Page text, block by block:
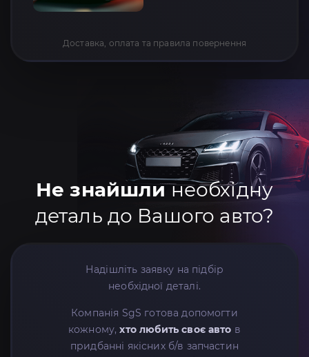
Доставка, оплата та правила повернення
Не знайшлинеобхідну
деталь до Вашого авто?
Надішліть заявку на підбір
необхідної деталі.
Компанія SgS готова допомогти
кожному,хто любить своє авто в
придбанні якісних б/в запчастин